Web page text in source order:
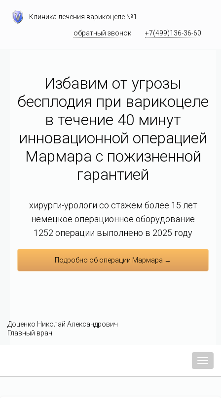
Клиника лечения варикоцеле №1
обратный звонок +7(499)136-36-60
Избавим от угрозы
бесплодия при варикоцеле
в течение 40 минут
инновационной операцией
Мармара c пожизненной
гарантией
хирурги-урологи со стажем более 15 лет
немецкое операционное оборудование
1252 операции выполнено в 2025 году
Подробно об операции Мармара →
Доценко Николай Александрович
Главный врач
Меню